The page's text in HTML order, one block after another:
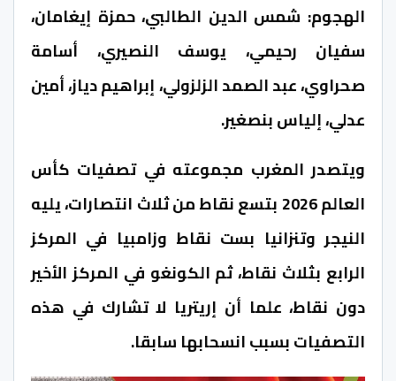
الهجوم: شمس الدين الطالبي، حمزة إيغامان،
سفيان رحيمي، يوسف النصيري، أسامة
صحراوي، عبد الصمد الزلزولي، إبراهيم دياز، أمين
عدلي، إلياس بنصغير.
ويتصدر المغرب مجموعته في تصفيات كأس
العالم 2026 بتسع نقاط من ثلاث انتصارات، يليه
النيجر وتنزانيا بست نقاط وزامبيا في المركز
الرابع بثلاث نقاط، ثم الكونغو في المركز الأخير
دون نقاط، علما أن إريتريا لا تشارك في هذه
التصفيات بسبب انسحابها سابقا.